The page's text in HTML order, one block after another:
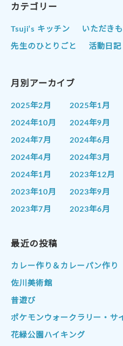
カテゴリー
Tsuji’s キッチン いただき
先生のひとりごと 活動日記
月別アーカイブ
2025年2月 2025年1月
2024年10月 2024年9月
2024年7月 2024年6月
2024年4月 2024年3月
2024年1月 2023年12月
2023年10月 2023年9月
2023年7月 2023年6月
2023年1月
2022年10月 2022年9月
2022年7月
2022年4月
2022年1月 2021年12月
2021年10月 2021年9月
最近の投稿
カレー作り＆カレーパン作り
佐川美術館
昔遊び
ポケモンウォークラリー・サ
花緑公園ハイキング